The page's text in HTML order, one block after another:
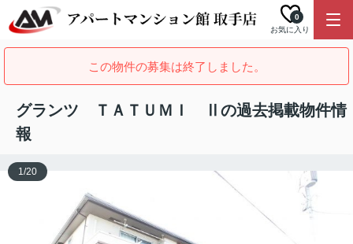
お気に入り
0
この物件の募集は終了しました。
グランツ ＴＡＴＵＭＩ Ⅱの過去掲載物件情
報
1/20